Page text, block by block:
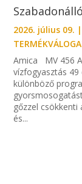
2026. július 09. |
Amica MV 456
vízfogyasztás
különböző
gőzzel
és...